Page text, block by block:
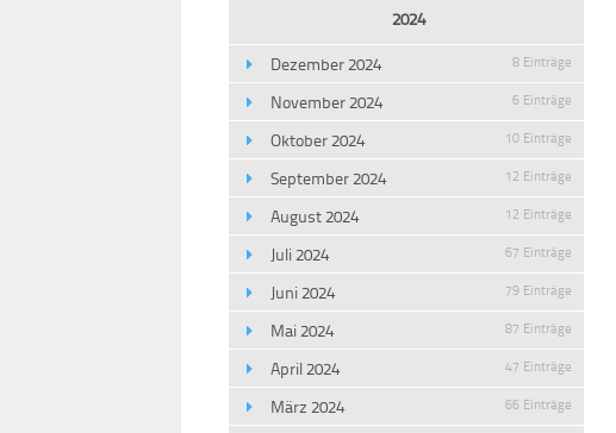
2024
Dezember 2024
8 Einträge
November 2024 6 Einträge
Oktober 2024 10 Einträge
September 2024 12 Einträge
August 2024 12 Einträge
Juli 2024 67 Einträge
Juni 2024 79 Einträge
Mai 2024 87 Einträge
April 2024 47 Einträge
März 2024 66 Einträge